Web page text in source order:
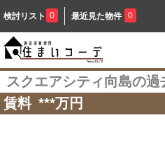
検討リスト 0 最近見た物件 0
スクエアシティ向島の
賃料 ***万円